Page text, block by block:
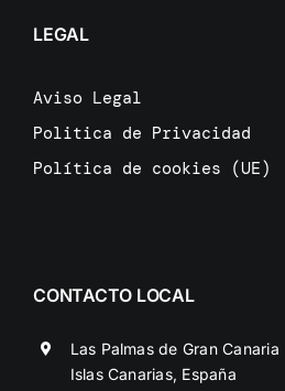
LEGAL
Aviso Legal
Politica de Privacidad
Política de cookies (UE)
CONTACTO LOCAL
Las Palmas de Gran Canaria
Islas Canarias, España